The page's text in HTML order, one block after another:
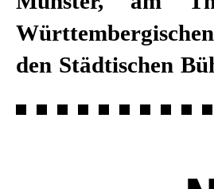
den Städtischen